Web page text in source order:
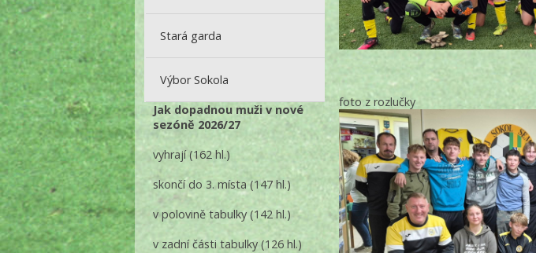
Stará garda
Výbor Sokola
Jak dopadnou muži v nové
sezóně 2026/27
vyhrají(162 hl.)
skončí do 3. místa(147 hl.)
v polovině tabulky(142 hl.)
v zadní části tabulky (126 hl.)
foto z rozlučky